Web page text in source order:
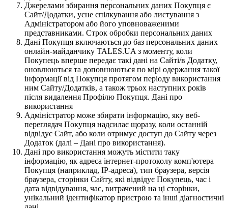
Джерелами збирання персональних даних Покупця є
Сайт/Додатки, усне спілкування або листування з
Адміністратором або його уповноваженими
представниками. Строк обробки персональних даних
Дані Покупця включаються до баз персональних даних
онлайн-майданчику TALES.UA з моменту, коли
Покупець вперше передає такі дані на Сайті/в Додатку,
оновлюються та доповнюються по мірі одержання такої
інформації від Покупця протягом періоду використання
ним Сайту/Додатків, а також трьох наступних років
після видалення Профілю Покупця. Дані про
використання
Адміністратор може збирати інформацію, яку веб-
переглядач Покупця надсилає щоразу, коли останній
відвідує Сайт, або коли отримує доступ до Сайту через
Додаток (далі – Дані про використання).
Дані про використання можуть містити таку
інформацію, як адреса інтернет-протоколу комп'ютера
Покупця (наприклад, IP-адреса), тип браузера, версія
браузера, сторінки Сайту, які відвідує Покупець, час і
дата відвідування, час, витрачений на ці сторінки,
унікальний ідентифікатор пристрою та інші діагностичні